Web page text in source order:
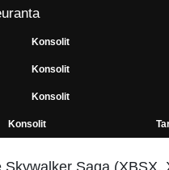
Konsolit
Konsolit
Konsolit
Konsolit
Skywalker Saga (XBSX,